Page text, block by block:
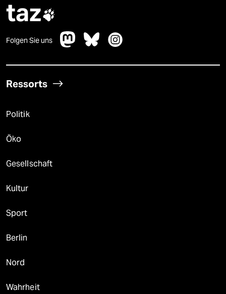
taz
Folgen Sie uns
Ressorts
Politik
Öko
Gesellschaft
Kultur
Sport
Berlin
Nord
Wahrheit